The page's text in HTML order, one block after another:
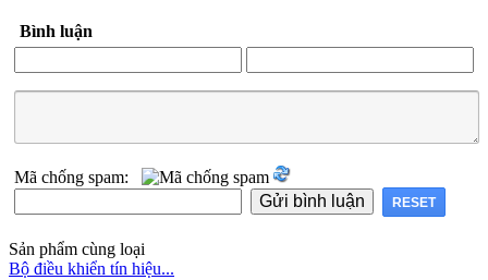
Bình luận
Mã chống spam:
Sản phẩm cùng loại
Bộ điều khiển tín hiệu...